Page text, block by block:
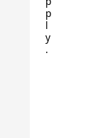
p
l
y
.